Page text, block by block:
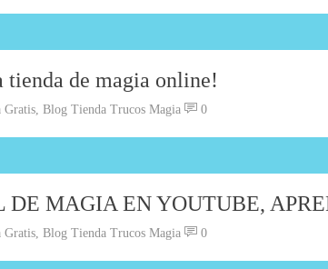
tienda de magia online!
Gratis Blog Tienda Trucos Magia 0
DE MAGIA EN YOUTUBE,
Gratis Blog Tienda Trucos Magia 0